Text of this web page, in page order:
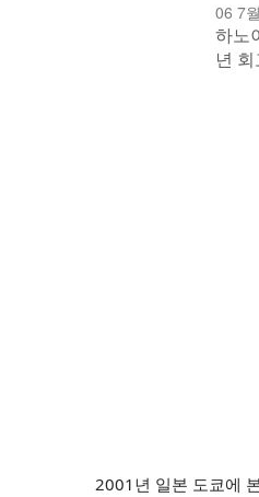
06 7
하노
년
2001년 일본 도쿄에